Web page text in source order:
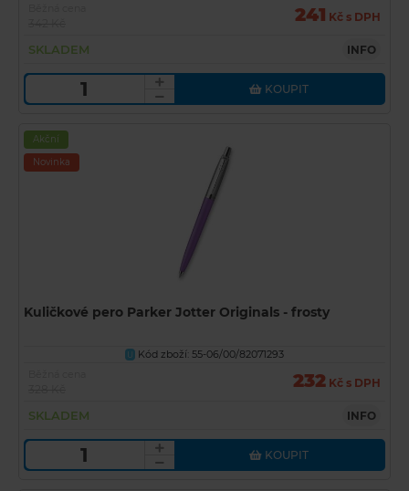
241 Kč s DPH
SKLADEM INFO
KOUPIT
Akční
Novinka
Kuličkové pero Parker Jotter Originals - frosty
U
Kód zboží: 55-06/00/82071293
232 Kč s DPH
SKLADEM INFO
KOUPIT